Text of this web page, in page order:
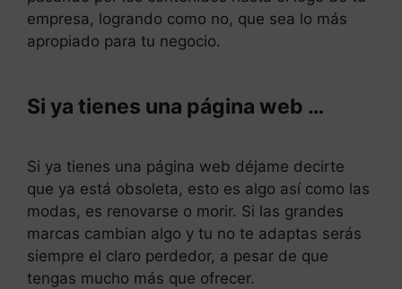
empresa, logrando como no, que sea lo más
apropiado para tu negocio.
Si ya tienes una página web …
Si ya tienes una página web déjame decirte
que ya está obsoleta, esto es algo así como las
modas, es renovarse o morir. Si las grandes
marcas cambian algo y tu no te adaptas serás
siempre el claro perdedor, a pesar de que
tengas mucho más que ofrecer.